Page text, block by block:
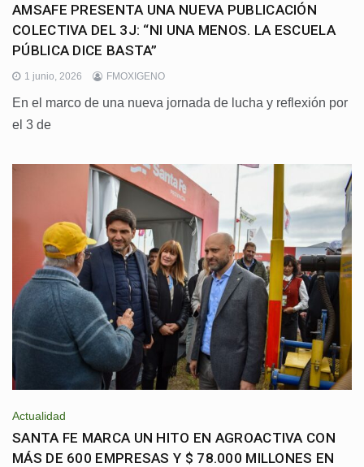
AMSAFE PRESENTA UNA NUEVA PUBLICACIÓN
COLECTIVA DEL 3J: “NI UNA MENOS. LA ESCUELA
PÚBLICA DICE BASTA”
1 junio, 2026 FMOXIGENO
En el marco de una nueva jornada de lucha y reflexión por
el 3 de
Actualidad
SANTA FE MARCA UN HITO EN AGROACTIVA CON
MÁS DE 600 EMPRESAS Y $ 78.000 MILLONES EN